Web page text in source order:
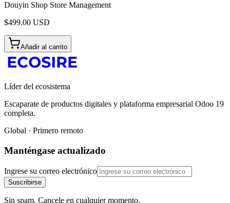
Douyin Shop Store Management
$499.00 USD
Añadir al carrito
Líder del ecosistema
Escaparate de productos digitales y plataforma empresarial Odoo 19
completa.
Global · Primero remoto
Manténgase actualizado
Ingrese su correo electrónico
Suscribirse
Sin spam. Cancele en cualquier momento.